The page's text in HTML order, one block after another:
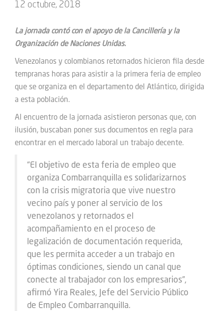
12 octubre, 2018
La jornada contó con el apoyo de la Cancillería y la
Organización de Naciones Unidas.
Venezolanos y colombianos retornados hicieron fila desde
tempranas horas para asistir a la primera feria de empleo
que se organiza en el departamento del Atlántico, dirigida
a esta población.
Al encuentro de la jornada asistieron personas que, con
ilusión, buscaban poner sus documentos en regla para
encontrar en el mercado laboral un trabajo decente.
“El objetivo de esta feria de empleo que
organiza Combarranquilla es solidarizarnos
con la crisis migratoria que vive nuestro
vecino país y poner al servicio de los
venezolanos y retornados el
acompañamiento en el proceso de
legalización de documentación requerida,
que les permita acceder a un trabajo en
óptimas condiciones, siendo un canal que
conecte al trabajador con los empresarios”,
afirmó Yira Reales, Jefe del Servicio Público
de Empleo Combarranquilla.